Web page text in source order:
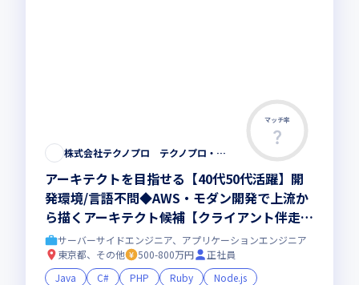
マッチ率
株式会社テクノプロ テクノプロ・エンジニアリング社
アーキテクトを目指せる【40代50代活躍】開
発環境/言語不問◆AWS・モダン開発で上流か
ら描くアーキテクト候補【クライアント伴走型
のフルスタック・リードエンジニア 】大手直
取引・最先端プロジェクト多数／残業少・福利
厚生◎
サーバーサイドエンジニア、アプリケーションエンジニア
東京都、その他
500-800万円
正社員
Java
C# PHP Ruby
Node.js